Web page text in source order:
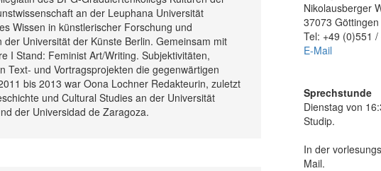
an der Leuphana Universität
Wissen in künstlerischer Forschung und
Universität der Künste Berlin. Gemeinsam mit
I Stand: Feminist Art/Writing. Subjektivitäten,
Text- und Vortragsprojekten die gegenwärtigen
bis 2013 war Oona Lochner Redakteurin, zuletzt
und Cultural Studies an der Universität
der Universidad de Zaragoza.
Nikolausberger
37073 Göttingen
Tel: +49 (0)551 /
E-Mail
Sprechstunde
Dienstag von
Studip.
In der
Mail.